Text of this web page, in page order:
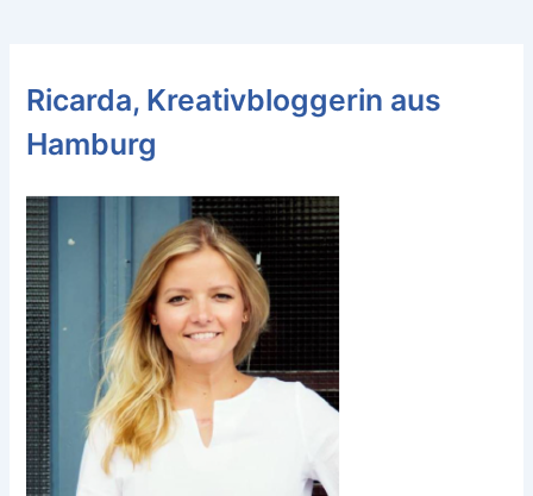
Ricarda, Kreativbloggerin aus
Hamburg